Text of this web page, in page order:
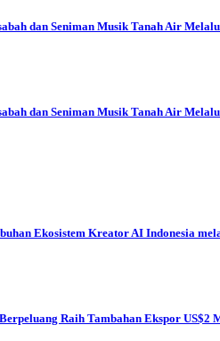
dan Seniman Musik Tanah Air
dan Seniman Musik Tanah Air
Ekosistem Kreator AI Indonesia
Raih Tambahan Ekspor US$2